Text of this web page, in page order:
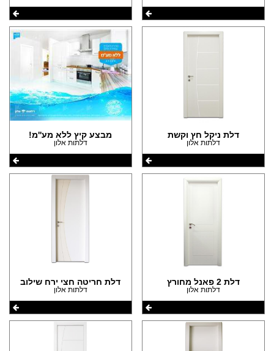
דלת ניקל חץ וקשת
דלתות אלון
מבצע קיץ ללא מע''מ!
דלתות אלון
דלת 2 פאנל מחורץ
דלתות אלון
דלת חריטה חצי ירח שילוב
דלתות אלון